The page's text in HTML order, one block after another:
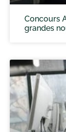
Concours
grandes